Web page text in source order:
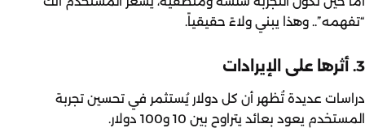
“تفهمه”.. وهذا يبني ولاءً حقيقياً.
3. أثرها على الإيرادات
دراسات عديدة تُظهر أن كل دولار يُستثمر في تحسين تجربة
المستخدم يعود بعائد يتراوح بين 10 و100 دولار.